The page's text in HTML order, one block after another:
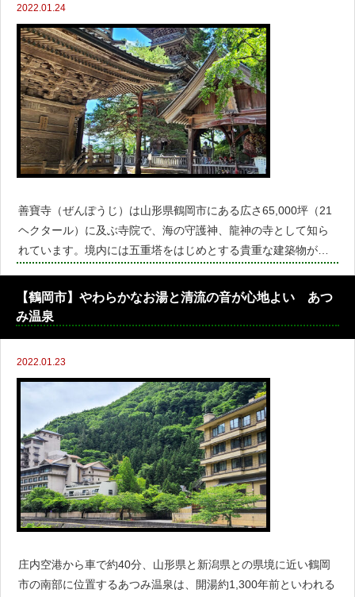
2022.01.24
善寶寺（ぜんぽうじ）は山形県鶴岡市にある広さ65,000坪（21
ヘクタール）に及ぶ寺院で、海の守護神、龍神の寺として知ら
れています。境内には五重塔をはじめとする貴重な建築物が数
どころの一つ。国の登録有形文化財にも指定される寺院
【鶴岡市】やわらかなお湯と清流の音が心地よい あつ
み温泉
2022.01.23
庄内空港から車で約40分、山形県と新潟県との県境に近い鶴岡
市の南部に位置するあつみ温泉は、開湯約1,300年前といわれる